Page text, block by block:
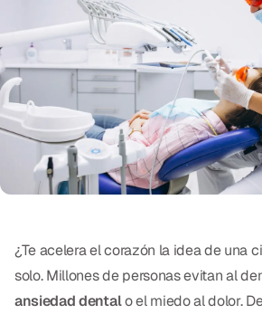
Exámenes Orales
Tratamiento Periodontal
Programa Preventivo
Tratamiento de Conducto
Protectores Bucales Deportivos
All-on-4
All-on-6
¿Te acelera el corazón la idea de una
solo. Millones de personas evitan al
ansiedad dentalo el miedo al dolor.